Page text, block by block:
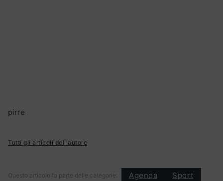
pirre
Tutti gli articoli dell'autore
Questo articolo fa parte delle categorie: Agenda Sport